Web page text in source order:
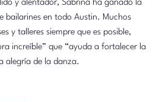
y alentador, Sabrina ha ganado la
bailarines en todo Austin. Muchos
y talleres siempre que es posible,
increíble” que “ayuda a fortalecer la
alegría de la danza.